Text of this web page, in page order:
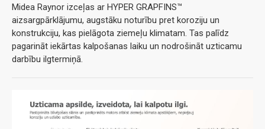
Midea Raynor izceļas ar HYPER GRAPFINS™
aizsargpārklājumu, augstāku noturību pret koroziju un
konstrukciju, kas pielāgota ziemeļu klimatam. Tas palīdz
pagarināt iekārtas kalpošanas laiku un nodrošināt uzticamu
darbību ilgtermiņā.